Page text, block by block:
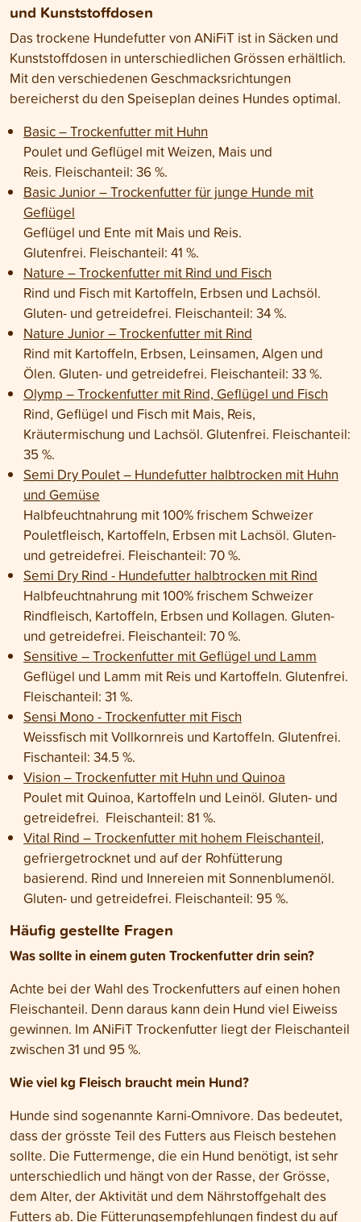
und Kunststoffdosen
Das trockene Hundefutter von ANiFiT ist in Säcken und
Kunststoffdosen in unterschiedlichen Grössen erhältlich.
Mit den verschiedenen Geschmacksrichtungen
bereicherst du den Speiseplan deines Hundes optimal.
Basic – Trockenfutter mit Huhn
Poulet und Geflügel mit Weizen, Mais und
Reis. Fleischanteil: 36 %.
Basic Junior – Trockenfutter für junge Hunde mit
Geflügel
Geflügel und Ente mit Mais und Reis.
Glutenfrei. Fleischanteil: 41 %.
Nature – Trockenfutter mit Rind und Fisch
Rind und Fisch mit Kartoffeln, Erbsen und Lachsöl.
Gluten- und getreidefrei. Fleischanteil: 34 %.
Nature Junior – Trockenfutter mit Rind
Rind mit Kartoffeln, Erbsen, Leinsamen, Algen und
Ölen. Gluten- und getreidefrei. Fleischanteil: 33 %.
Olymp – Trockenfutter mit Rind, Geflügel und Fisch
Rind, Geflügel und Fisch mit Mais, Reis,
Kräutermischung und Lachsöl. Glutenfrei. Fleischanteil:
35 %.
Semi Dry Poulet – Hundefutter halbtrocken mit Huhn
und Gemüse
Halbfeuchtnahrung mit 100% frischem Schweizer
Pouletfleisch, Kartoffeln, Erbsen mit Lachsöl. Gluten-
und getreidefrei. Fleischanteil: 70 %.
Semi Dry Rind - Hundefutter halbtrocken mit Rind
Halbfeuchtnahrung mit 100% frischem Schweizer
Rindfleisch, Kartoffeln, Erbsen und Kollagen. Gluten-
und getreidefrei. Fleischanteil: 70 %.
Sensitive – Trockenfutter mit Geflügel und Lamm
Geflügel und Lamm mit Reis und Kartoffeln. Glutenfrei.
Fleischanteil: 31 %.
Sensi Mono - Trockenfutter mit Fisch
Weissfisch mit Vollkornreis und Kartoffeln. Glutenfrei.
Fischanteil: 34.5 %.
Vision – Trockenfutter mit Huhn und Quinoa
Poulet mit Quinoa, Kartoffeln und Leinöl. Gluten- und
getreidefrei. Fleischanteil: 81 %.
Vital Rind – Trockenfutter mit hohem Fleischanteil,
gefriergetrocknet und auf der Rohfütterung
basierend. Rind und Innereien mit Sonnenblumenöl.
Gluten- und getreidefrei. Fleischanteil: 95 %.
Häufig gestellte Fragen
Was sollte in einem guten Trockenfutter drin sein?
Achte bei der Wahl des Trockenfutters auf einen hohen
Fleischanteil. Denn daraus kann dein Hund viel Eiweiss
gewinnen. Im ANiFiT Trockenfutter liegt der Fleischanteil
zwischen 31 und 95 %.
Wie viel kg Fleisch braucht mein Hund?
Hunde sind sogenannte Karni-Omnivore. Das bedeutet,
dass der grösste Teil des Futters aus Fleisch bestehen
sollte. Die Futtermenge, die ein Hund benötigt, ist sehr
unterschiedlich und hängt von der Rasse, der Grösse,
dem Alter, der Aktivität und dem Nährstoffgehalt des
Futters ab. Die Fütterungsempfehlungen findest du auf